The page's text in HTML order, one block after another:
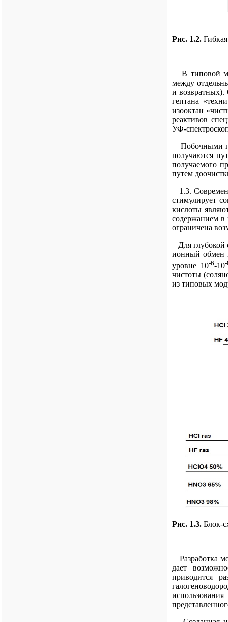
Рис. 1.2.
В типовой
между
и возвратных).
гептана
изооктан
реактивов
УФ-
Побочными
получаются
получаемого
путем
1.3.
стимулирует
кислоты
содержанием в
ограничена
Для глубокой
ионный обмен
уровне 10-6-10-
чистоты
из типовых
Рис. 1.3. Блок-
Разработка
дает
приводится